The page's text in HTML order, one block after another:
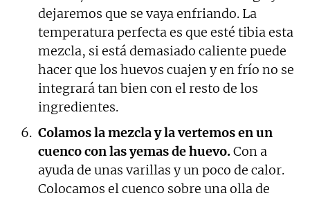
dejaremos que se vaya enfriando. La
temperatura perfecta es que esté tibia esta
mezcla, si está demasiado caliente puede
hacer que los huevos cuajen y en frío no se
integrará tan bien con el resto de los
ingredientes.
Colamos la mezcla y la vertemos en un
cuenco con las yemas de huevo.Con a
ayuda de unas varillas y un poco de calor.
Colocamos el cuenco sobre una olla de